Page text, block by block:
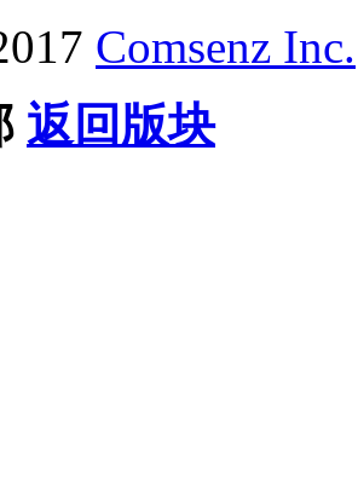
Comsenz Inc.
返回版块